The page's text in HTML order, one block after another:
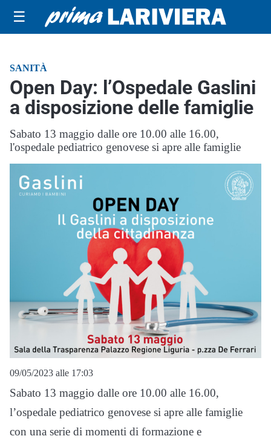
☰
SANITÀ
Open Day: l’Ospedale Gaslini
a disposizione delle famiglie
Sabato 13 maggio dalle ore 10.00 alle 16.00,
l'ospedale pediatrico genovese si apre alle famiglie
09/05/2023 alle 17:03
Sabato 13 maggio dalle ore 10.00 alle 16.00,
l’ospedale pediatrico genovese si apre alle famiglie
con una serie di momenti di formazione e